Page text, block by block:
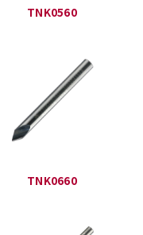
TNK0560
TNK0660